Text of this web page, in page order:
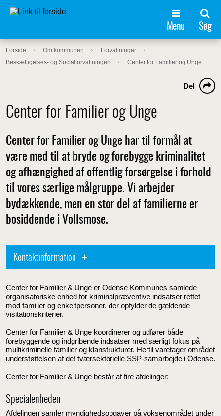
Menu Søg
Forside Om kommunen
Forvaltninger
Beskæftigelses- og Socialforvaltningen
Center for Familier og Unge
Center for Familier og Unge
Del
Center for Familier og Unge har til formål at
være med til at bryde og forebygge kriminalitet
og afhængighed af offentlig forsørgelse i forhold
til vores særlige målgruppe. Vi arbejder
bydækkende, men en stor del af familierne er
bosiddende i Vollsmose.
Kontaktinformation
Center for Familier & Unge er Odense Kommunes samlede
organisatoriske enhed for kriminalpræventive indsatser rettet
mod familier og enkeltpersoner, der opfylder de gældende
visitationskriterier.
Center for Familier & Unge koordinerer og udfører både
forebyggende og indgribende indsatser med særligt fokus på
multikriminelle familier og klanstrukturer. Hertil varetager området
understøttelsen af det tværsektorielle SSP-samarbejde i Odense.
Center for Familier & Unge består af fire afdelinger:
Specialenheden
Afdelingen samler myndighedsopgaver på voksenområdet under